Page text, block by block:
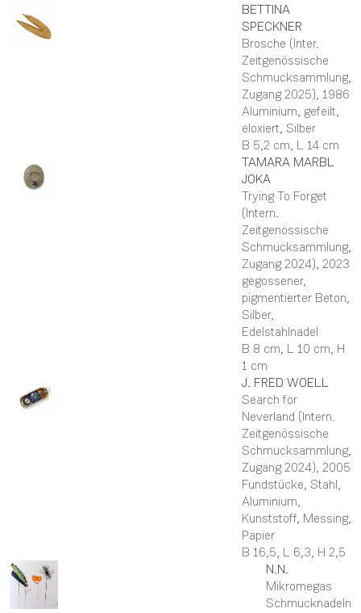
BETTINA
SPECKNER
Brosche (Inter.
Zeitgenössische
Schmucksammlung,
Zugang 2025), 1986
Aluminium, gefeilt,
eloxiert, Silber
B 5,2 cm, L 14 cm
TAMARA MARBL
JOKA
Trying To Forget
(Intern.
Zeitgenössische
Schmucksammlung,
Zugang 2024), 2023
gegossener,
pigmentierter Beton,
Silber,
Edelstahlnadel
B 8 cm, L 10 cm, H
1 cm
J. FRED WOELL
Search for
Neverland (Intern.
Zeitgenössische
Schmucksammlung,
Zugang 2024), 2005
Fundstücke, Stahl,
Aluminium,
Kunststoff, Messing,
Papier
B 16,5, L 6,3, H 2,5
N.N.
Mikromegas
Schmucknadeln